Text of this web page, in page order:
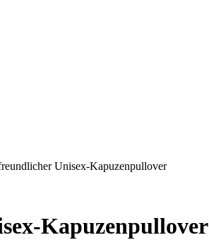
Unisex-Kapuzenpullover
Kapuzenpullover